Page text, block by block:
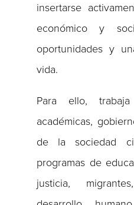
insertarse
económico y
oportunidades y
vida.
Para ello,
académicas,
de la sociedad
programas de
justicia,